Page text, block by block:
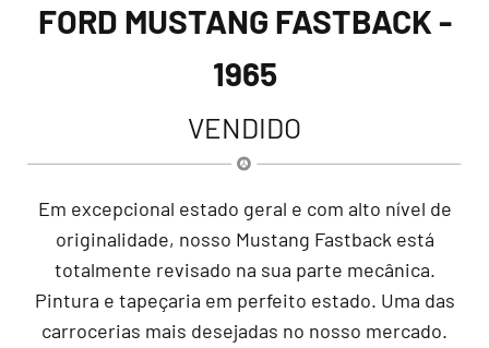
FORD MUSTANG FASTBACK -
1965
VENDIDO
Em excepcional estado geral e com alto nível de
originalidade, nosso Mustang Fastback está
totalmente revisado na sua parte mecânica.
Pintura e tapeçaria em perfeito estado. Uma das
carrocerias mais desejadas no nosso mercado.